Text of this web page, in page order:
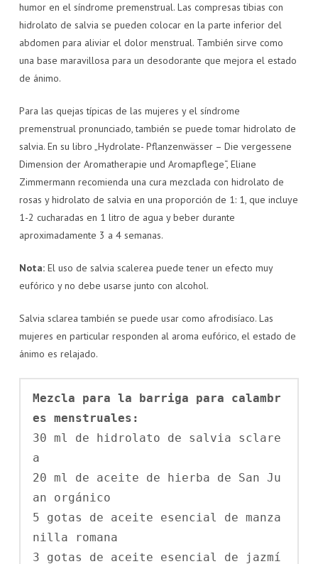
humor en el síndrome premenstrual. Las compresas tibias con
hidrolato de salvia se pueden colocar en la parte inferior del
abdomen para aliviar el dolor menstrual. También sirve como
una base maravillosa para un desodorante que mejora el estado
de ánimo.
Para las quejas típicas de las mujeres y el síndrome
premenstrual pronunciado, también se puede tomar hidrolato de
salvia. En su libro „Hydrolate- Pflanzenwässer – Die vergessene
Dimension der Aromatherapie und Aromapflege“, Eliane
Zimmermann recomienda una cura mezclada con hidrolato de
rosas y hidrolato de salvia en una proporción de 1: 1, que incluye
1-2 cucharadas en 1 litro de agua y beber durante
aproximadamente 3 a 4 semanas.
Nota:El uso de salvia scalerea puede tener un efecto muy
eufórico y no debe usarse junto con alcohol.
Salvia sclarea también se puede usar como afrodisíaco. Las
mujeres en particular responden al aroma eufórico, el estado de
ánimo es relajado.
Mezcla para la barriga para calambr
es menstruales:
30 ml de hidrolato de salvia sclare
a
20 ml de aceite de hierba de San Ju
an orgánico
5 gotas de aceite esencial de manza
nilla romana
3 gotas de aceite esencial de jazmí